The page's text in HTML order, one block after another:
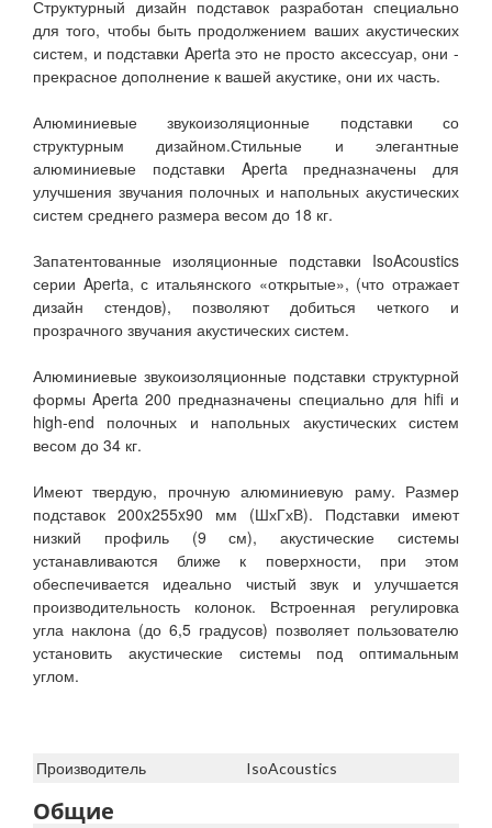
Структурный дизайн подставок разработан специально
для того, чтобы быть продолжением ваших акустических
систем, и подставки Aperta это не просто аксессуар, они -
прекрасное дополнение к вашей акустике, они их часть.
Алюминиевые звукоизоляционные подставки со
структурным дизайном.Стильные и элегантные
алюминиевые подставки Aperta предназначены для
улучшения звучания полочных и напольных акустических
систем среднего размера весом до 18 кг.
Запатентованные изоляционные подставки IsoAcoustics
серии Aperta, с итальянского «открытые», (что отражает
дизайн стендов), позволяют добиться четкого и
прозрачного звучания акустических систем.
Алюминиевые звукоизоляционные подставки структурной
формы Aperta 200 предназначены специально для hifi и
high-end полочных и напольных акустических систем
весом до 34 кг.
Имеют твердую, прочную алюминиевую раму. Размер
подставок 200x255x90 мм (ШхГхВ). Подставки имеют
низкий профиль (9 см), акустические системы
устанавливаются ближе к поверхности, при этом
обеспечивается идеально чистый звук и улучшается
производительность колонок. Встроенная регулировка
угла наклона (до 6,5 градусов) позволяет пользователю
установить акустические системы под оптимальным
углом.
Производитель IsoAcoustics
Общие